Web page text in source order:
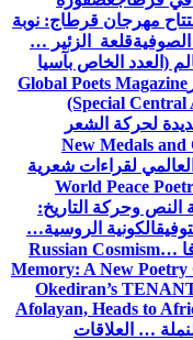
مهرجان قرطاج: نوبة
قلعة الزئير …
(العدد الخاص بآسيا
Global Poets Magazine
(Special Central
لحركة الشعر
New Medals and
لقراءات شعرية
World Peace
النص وحركة التاريخ:
الكونية الروسية…
Russian Cosmism…
Memory: A New
Okediran’s
Afolayan, Heads to
… العلاقات